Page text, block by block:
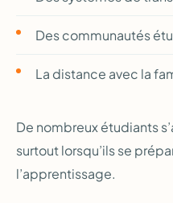
Des communautés
La distance avec la
De nombreux étudiants
surtout lorsqu’ils se
l’apprentissage.